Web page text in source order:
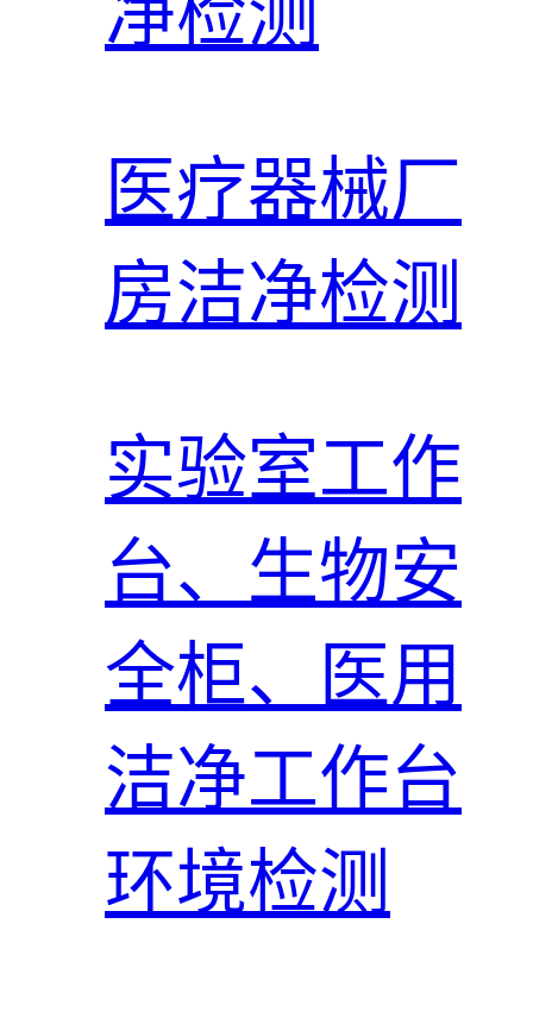
净检测
医疗器械厂
房洁净检测
实验室工作
台、生物安
全柜、医用
洁净工作台
环境检测